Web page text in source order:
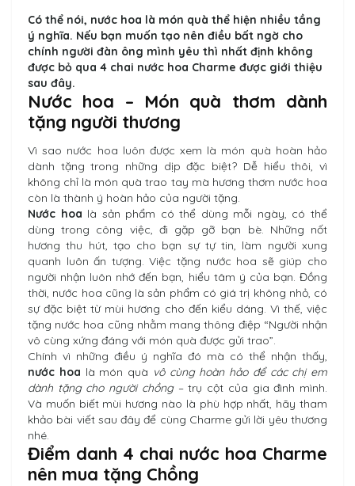
Có thể nói, nước hoa là món quà thể hiện nhiều tầng
ý nghĩa. Nếu bạn muốn tạo nên điều bất ngờ cho
chính người đàn ông mình yêu thì nhất định không
được bỏ qua 4 chai nước hoa Charme được giới thiệu
sau đây.
Nước hoa – Món quà thơm dành
tặng người thương
Vì sao nước hoa luôn được xem là món quà hoàn hảo
dành tặng trong những dịp đặc biệt? Dễ hiểu thôi, vì
không chỉ là món quà trao tay mà hương thơm nước hoa
còn là thành ý hoàn hảo của người tặng.
Nước hoa là sản phẩm có thể dùng mỗi ngày, có thể
dùng trong công việc, đi gặp gỡ bạn bè. Những nốt
hương thu hút, tạo cho bạn sự tự tin, làm người xung
quanh luôn ấn tượng. Việc tặng nước hoa sẽ giúp cho
người nhận luôn nhớ đến bạn, hiểu tâm ý của bạn. Đồng
thời, nước hoa cũng là sản phẩm có giá trị không nhỏ, có
sự đặc biệt từ mùi hương cho đến kiểu dáng. Vì thế, việc
tặng nước hoa cũng nhằm mang thông điệp “Người nhận
vô cùng xứng đáng với món quà được gửi trao”.
Chính vì những điều ý nghĩa đó mà có thể nhận thấy,
nước hoa là món quà vô cùng hoàn hảo để các chị em
dành tặng cho người chồng – trụ cột của gia đình mình.
Và muốn biết mùi hương nào là phù hợp nhất, hãy tham
khảo bài viết sau đây để cùng Charme gửi lời yêu thương
nhé.
Điểm danh 4 chai nước hoa Charme
nên mua tặng Chồng